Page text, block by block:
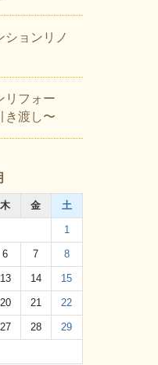
ションリノ
フォー
渡し〜
木 金 土
1
6 7 8
13 14 15
20 21 22
27 28 29